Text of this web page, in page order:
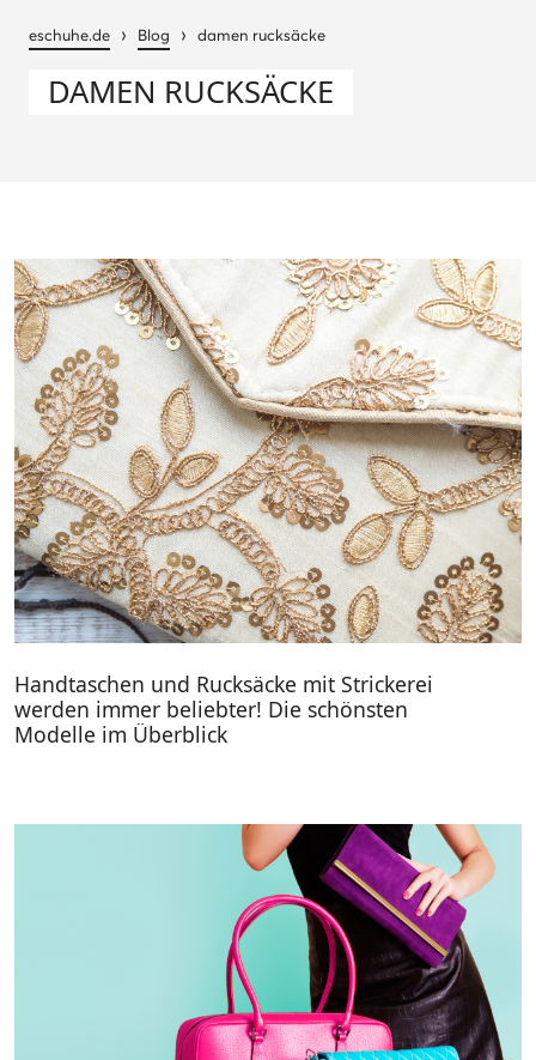
eschuhe.de › Blog › damen rucksäcke
DAMEN RUCKSÄCKE
Handtaschen und Rucksäcke mit Strickerei
werden immer beliebter! Die schönsten
Modelle im Überblick